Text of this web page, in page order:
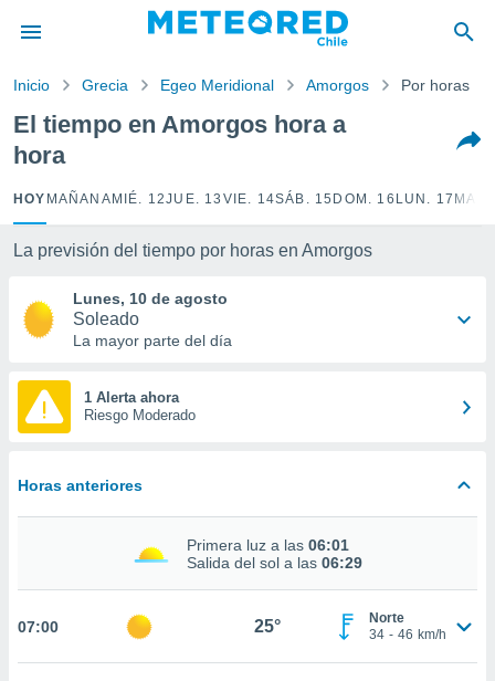
por
para
la
calidad.
a este
las
y
forma
basada
permite
seguir
coste.
botón
a la
Inicio Grecia Egeo Meridional Amorgos Por horas
El tiempo en Amorgos hora a
hora
HOY MAÑANA MIÉ. 12JUE. 13 VIE. 14SÁB. 15 DOM. 16 LUN. 17
La previsión del tiempo por horas en Amorgos
Lunes, 10 de agosto
Soleado
La mayor parte del día
1 Alerta ahora
Riesgo Moderado
Horas anteriores
Primera luz a las 06:01
Salida del sol a las 06:29
07:00 25°
Norte
34 - 46 km/h